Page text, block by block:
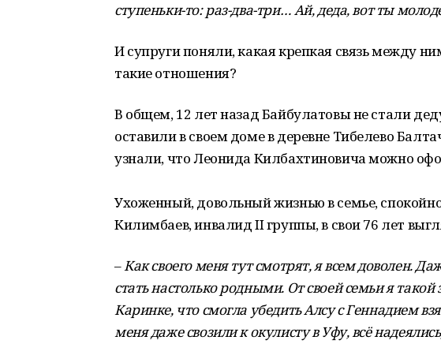
ступеньки-то: раз-два-три… Ай, деда, вот ты
И супруги поняли, какая крепкая связь между
такие отношения?
В общем, 12 лет назад Байбулатовы не стали
оставили в своем доме в деревне Тибелево
узнали, что Леонида Килбахтиновича можно
Ухоженный, довольный жизнью в семье,
Килимбаев, инвалид II группы, в свои 76 лет
–Как своего меня тут смотрят, я всем доволен.
стать настолько родными. От своей семьи я
Каринке, что смогла убедить Алсу с Геннадием
меня даже свозили к окулисту в Уфу, всё